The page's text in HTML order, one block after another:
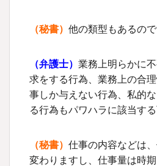
（秘書） 他の類型もあるので
（弁護士） 業務上明らかに
求をする行為、業務上の合
事しか与えない行為、私的
る行為もパワハラに該当す
（秘書） 仕事の内容などは
変わりますし、仕事量は時